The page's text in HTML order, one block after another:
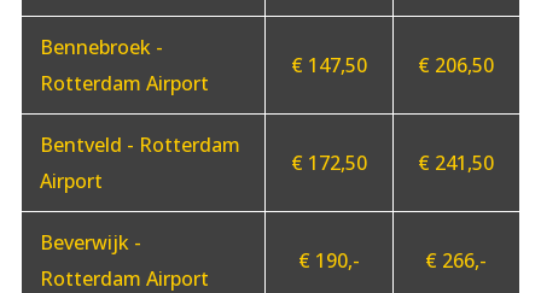
Bennebroek -
Rotterdam Airport
€ 147,50 € 206,50
Bentveld - Rotterdam
Airport
€ 172,50 € 241,50
Beverwijk -
Rotterdam Airport
€ 190,- € 266,-